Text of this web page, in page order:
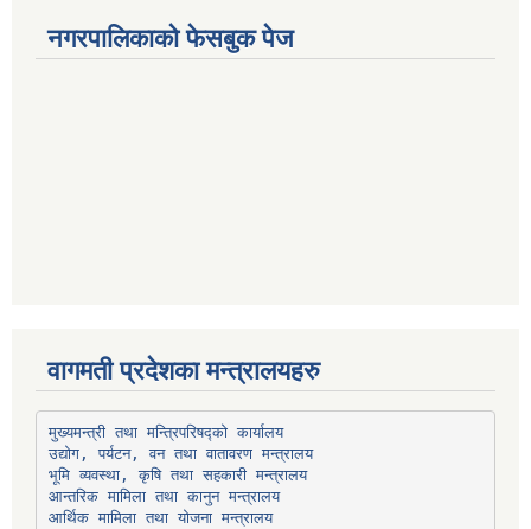
नगरपालिकाको फेसबुक पेज
वागमती प्रदेशका मन्त्रालयहरु
मुख्यमन्त्री तथा मन्त्रिपरिषद्को कार्यालय
उद्योग, पर्यटन, वन तथा वातावरण मन्त्रालय
भूमि व्यवस्था, कृषि तथा सहकारी मन्त्रालय
आन्तरिक मामिला तथा कानुन मन्त्रालय
आर्थिक मामिला तथा योजना मन्त्रालय